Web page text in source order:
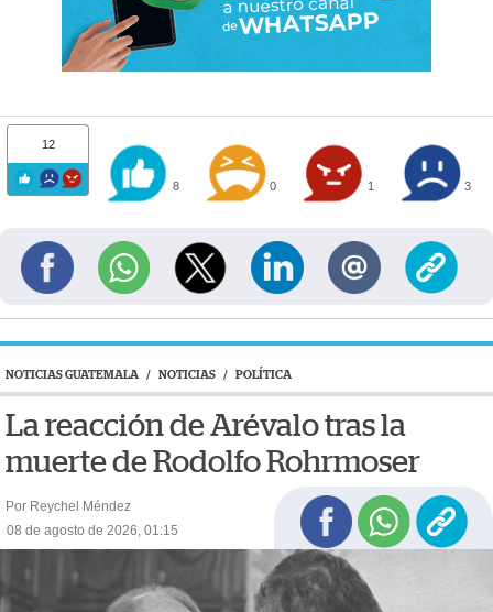
12
8 0 1 3
NOTICIAS GUATEMALA / NOTICIAS / POLÍTICA
La reacción de Arévalo tras la
muerte de Rodolfo Rohrmoser
Por Reychel Méndez
08 de agosto de 2026, 01:15